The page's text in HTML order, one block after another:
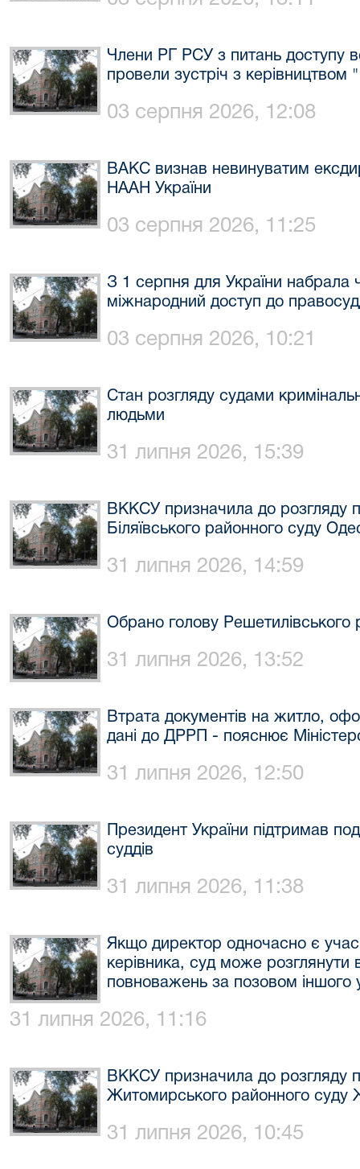
Члени РГ РСУ з питань доступу
провели зустріч з керівництвом
03 серпня 2026, 12:08
ВАКС визнав невинуватим
НААН України
03 серпня 2026, 11:25
З 1 серпня для України набрала
міжнародний доступ до
03 серпня 2026, 10:21
Стан розгляду судами
людьми
31 липня 2026, 15:39
ВККСУ призначила до розгляду
Біляївського районного суду
31 липня 2026, 14:59
Обрано голову Решетилівського
31 липня 2026, 13:52
Втрата документів на житло,
дані до ДРРП - пояснює
31 липня 2026, 12:50
Президент України підтримав
суддів
31 липня 2026, 11:38
Якщо директор одночасно є
керівника, суд може розглянути
повноважень за позовом
31 липня 2026, 11:16
ВККСУ призначила до розгляду
Житомирського районного суду
31 липня 2026, 10:45